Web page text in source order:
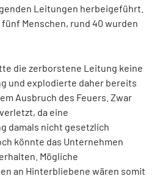
Leitungen herbeigeführt.
Menschen, rund 40 wurden
die zerborstene Leitung keine
und explodierte daher bereits
Ausbruch des Feuers. Zwar
da eine
damals nicht gesetzlich
könnte das Unternehmen
Mögliche
an Hinterbliebene wären somit